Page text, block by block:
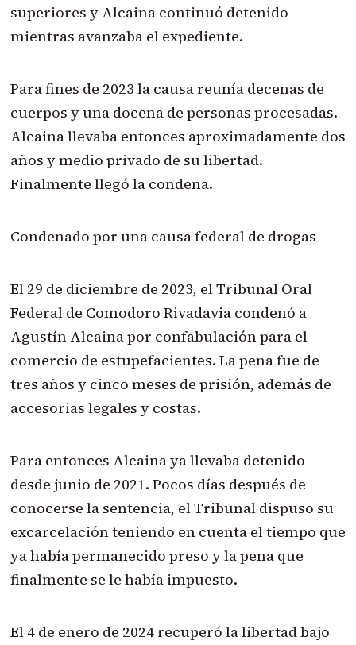
superiores y Alcaina continuó detenido
mientras avanzaba el expediente.
Para fines de 2023 la causa reunía decenas de
cuerpos y una docena de personas procesadas.
Alcaina llevaba entonces aproximadamente dos
años y medio privado de su libertad.
Finalmente llegó la condena.
Condenado por una causa federal de drogas
El 29 de diciembre de 2023, el Tribunal Oral
Federal de Comodoro Rivadavia condenó a
Agustín Alcaina por confabulación para el
comercio de estupefacientes. La pena fue de
tres años y cinco meses de prisión, además de
accesorias legales y costas.
Para entonces Alcaina ya llevaba detenido
desde junio de 2021. Pocos días después de
conocerse la sentencia, el Tribunal dispuso su
excarcelación teniendo en cuenta el tiempo que
ya había permanecido preso y la pena que
finalmente se le había impuesto.
El 4 de enero de 2024 recuperó la libertad bajo